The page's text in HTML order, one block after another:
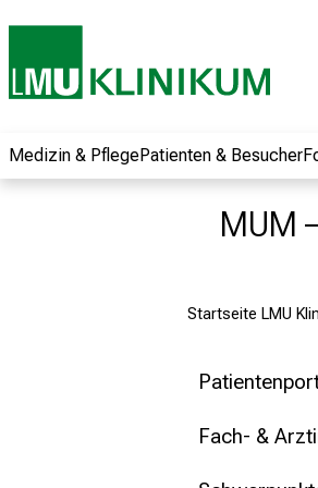
Medizin & PflegePatienten & Besucher
MUM
Startseite LMU
Fach- &
Informationen zu
Jobs, Ausbildungen
Weiterbildungen.
Kommen Sie
begeistern – ganz
ohne Anmeldung.